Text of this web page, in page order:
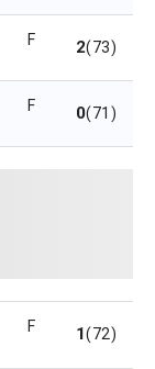
F 2(73)
F 0(71)
F 1(72)